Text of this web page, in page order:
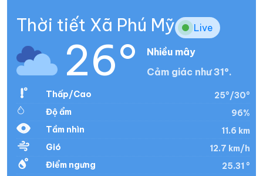
Thời tiết Xã Phú Mỹ Live
26°
Nhiều mây
Cảm giác như 31°.
Thấp/Cao
25°/30°
Độ ẩm
96%
Tầm nhìn
11.6 km
Gió
12.7 km/h
Điểm ngưng
25.31 °